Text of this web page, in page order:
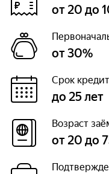
от 20 до
от 30%
Срок
до 25 лет
Возраст
от 20 до